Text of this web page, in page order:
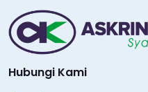
Hubungi Kami